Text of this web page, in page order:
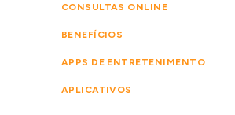
CONSULTAS ONLINE
BENEFÍCIOS
APPS DE ENTRETENIMENTO
APLICATIVOS